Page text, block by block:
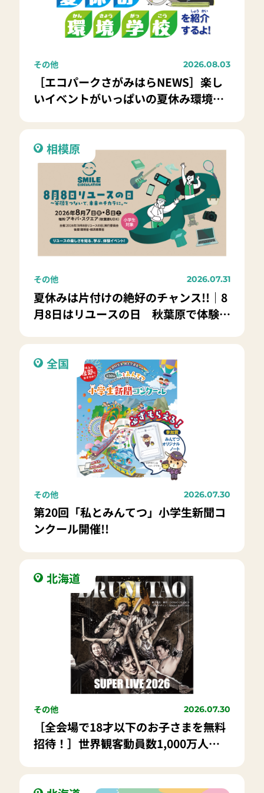
その他 2026.08.03
［エコパークさがみはらNEWS］楽し
いイベントがいっぱいの夏休み環境学
相模原
その他 2026.07.31
夏休みは片付けの絶好のチャンス!!｜8
月8日はリユースの日 秋葉原で体験イ
全国
その他 2026.07.30
第20回「私とみんてつ」小学生新聞コ
ンクール開催!!
北海道
その他 2026.07.30
［全会場で18才以下のお子さまを無料
招待！］世界観客動員数1,000万人を
ト」！「DRUM TAO」